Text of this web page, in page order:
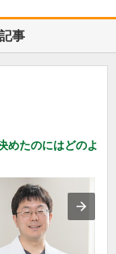
事
めたのにはどのよ